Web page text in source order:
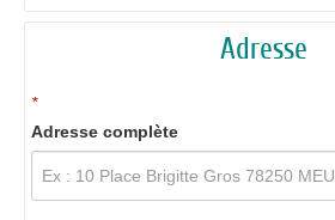
Adresse
*
Adresse complète